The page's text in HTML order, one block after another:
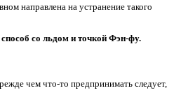
направлена на устранение такого
со льдом и точкой Фэн-фу.
чем что-то предпринимать следует,